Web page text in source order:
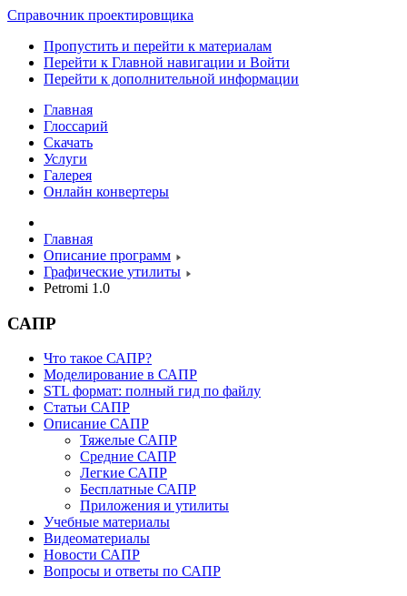
Справочник проектировщика
Пропустить и перейти к материалам
Перейти к Главной навигации и Войти
Перейти к дополнительной информации
Главная
Глоссарий
Скачать
Услуги
Галерея
Онлайн конвертеры
Главная
Описание программ
Графические утилиты
Petromi 1.0
САПР
Что такое САПР?
Моделирование в САПР
STL формат: полный гид по файлу
Статьи САПР
Описание САПР
Тяжелые САПР
Средние САПР
Легкие САПР
Бесплатные САПР
Приложения и утилиты
Учебные материалы
Видеоматериалы
Новости САПР
Вопросы и ответы по САПР